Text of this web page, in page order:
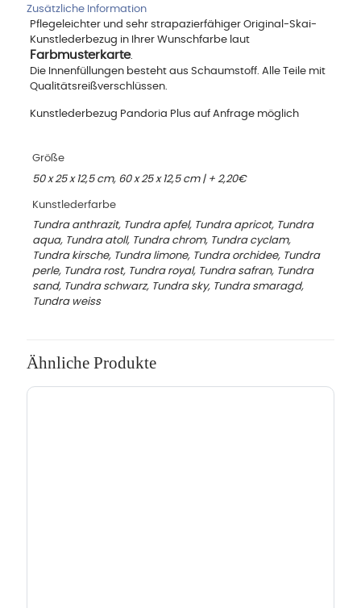
Zusätzliche Information
Pflegeleichter und sehr strapazierfähiger Original-Skai-
Kunstlederbezug in Ihrer Wunschfarbe laut
Farbmusterkarte.
Die Innenfüllungen besteht aus Schaumstoff. Alle Teile mit
Qualitätsreißverschlüssen.
Kunstlederbezug Pandoria Plus auf Anfrage möglich
Größe
50 x 25 x 12,5 cm, 60 x 25 x 12,5 cm | + 2,20€
Kunstlederfarbe
Tundra anthrazit, Tundra apfel, Tundra apricot, Tundra
aqua, Tundra atoll, Tundra chrom, Tundra cyclam,
Tundra kirsche, Tundra limone, Tundra orchidee, Tundra
perle, Tundra rost, Tundra royal, Tundra safran, Tundra
sand, Tundra schwarz, Tundra sky, Tundra smaragd,
Tundra weiss
Ähnliche Produkte